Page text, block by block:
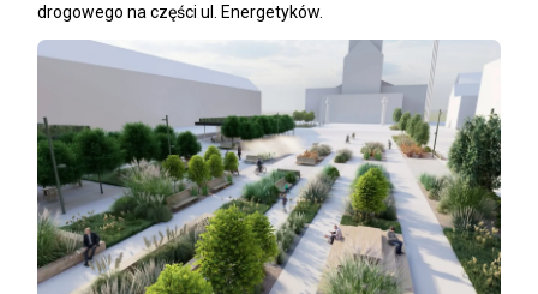
drogowego na części ul. Energetyków.